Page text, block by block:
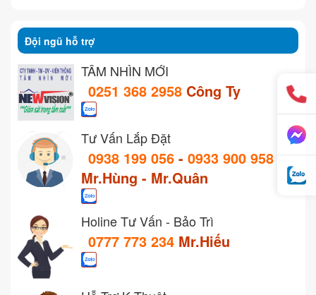
Đội ngũ hỗ trợ
TẦM NHÌN MỚI
0251 368 2958 Công Ty
Tư Vấn Lắp Đặt
0938 199 056 - 0933 900 958
Mr.Hùng - Mr.Quân
Holine Tư Vấn - Bảo Trì
0777 773 234 Mr.Hiếu